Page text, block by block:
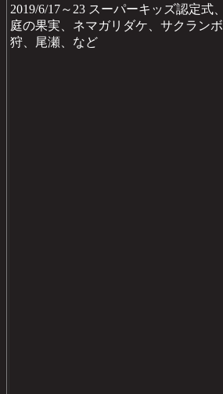
2019/6/17～23 スーパーキッズ認定式、
庭の果実、ネマガリダケ、サクランボ
狩、尾瀬、など